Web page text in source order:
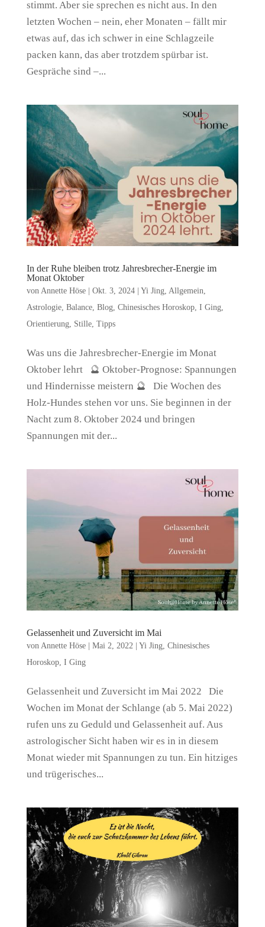
stimmt. Aber sie sprechen es nicht aus. In den
letzten Wochen – nein, eher Monaten – fällt mir
etwas auf, das ich schwer in eine Schlagzeile
packen kann, das aber trotzdem spürbar ist.
Gespräche sind –...
In der Ruhe bleiben trotz Jahresbrecher-Energie im
Monat Oktober
von Annette Höse| Okt. 3, 2024| Yi Jing, Allgemein
Astrologie, Balance, Blog, Chinesisches Horoskop, I Ging,
Orientierung, Stille, Tipps
Was uns die Jahresbrecher-Energie im Monat
Oktober lehrt 🔮 Oktober-Prognose: Spannungen
und Hindernisse meistern 🔮 Die Wochen des
Holz-Hundes stehen vor uns. Sie beginnen in der
Nacht zum 8. Oktober 2024 und bringen
Spannungen mit der...
Gelassenheit und Zuversicht im Mai
von Annette Höse| Mai 2, 2022 | Yi Jing, Chinesisches
Horoskop, I Ging
Gelassenheit und Zuversicht im Mai 2022 Die
Wochen im Monat der Schlange (ab 5. Mai 2022)
rufen uns zu Geduld und Gelassenheit auf. Aus
astrologischer Sicht haben wir es in in diesem
Monat wieder mit Spannungen zu tun. Ein hitziges
und trügerisches...